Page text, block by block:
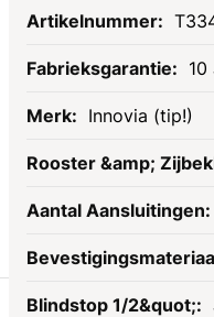
Specificaties
Innovia (tip!)